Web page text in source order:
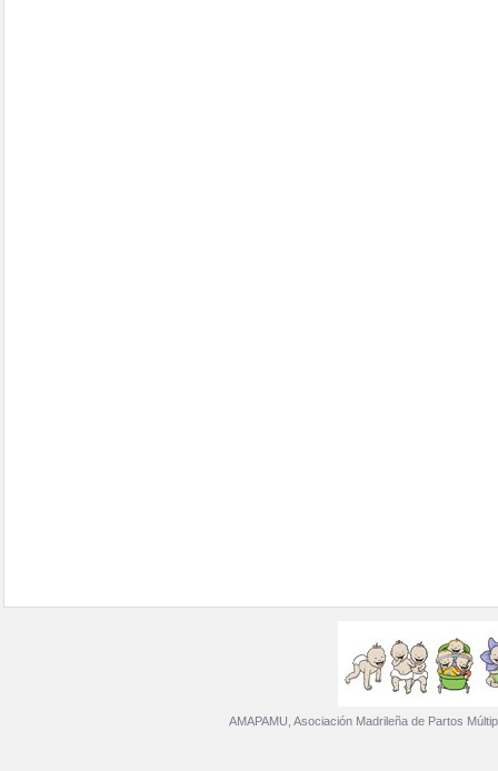
AMAPAMU, Asociación Madrileña de Partos